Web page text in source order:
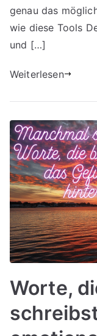
genau das
wie diese Tools
und […]
Weiterlesen
Worte,